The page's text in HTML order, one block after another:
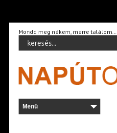
Mondd meg nékem, merre találom…